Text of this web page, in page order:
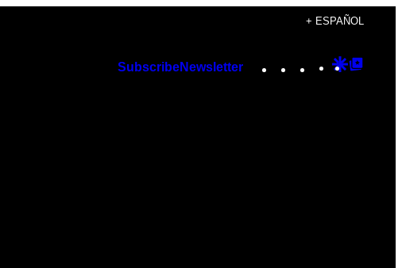
+ ESPAÑOL
SubscribeNewsletter Instagram
TikTok
YouTube
Google